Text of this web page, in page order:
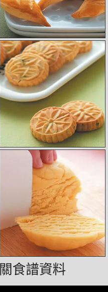
食譜資料